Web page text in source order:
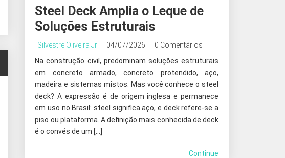
Steel Deck Amplia o Leque de
Soluções Estruturais
Silvestre Oliveira Jr 04/07/2026
0 Comentários
Na construção civil, predominam soluções estruturais
em concreto armado, concreto protendido, aço,
madeira e sistemas mistos. Mas você conhece o steel
deck? A expressão é de origem inglesa e permanece
em uso no Brasil: steel significa aço, e deck refere-se a
piso ou plataforma. A definição mais conhecida de deck
é o convés de um […]
Continue